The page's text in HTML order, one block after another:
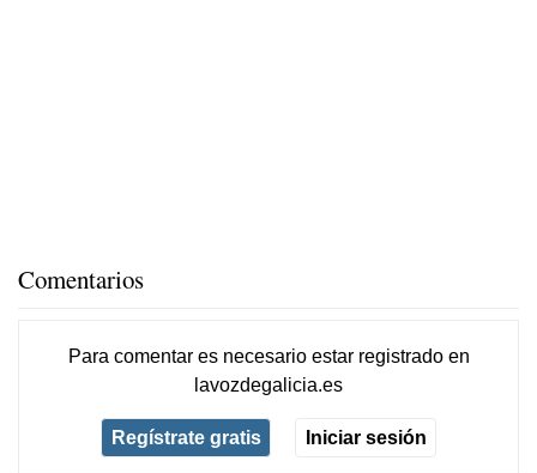
Comentarios
Para comentar es necesario estar registradoen
lavozdegalicia.es
Regístrate gratis Iniciar sesión